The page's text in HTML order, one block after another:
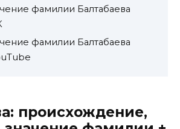
фамилии Балтабаева
фамилии Балтабаева
происхождение,